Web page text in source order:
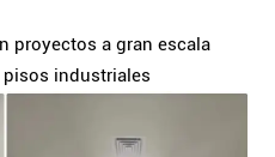
proyectos a gran escala
industriales